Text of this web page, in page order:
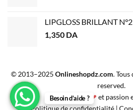
LIPGLOSS BRILLANT N°2
1,350 DA
© 2013–2025 Onlineshopdz.com.
reserved.
Créé avec ❤ et passion
Politique de confidentialité |
Besoin d’aide ?